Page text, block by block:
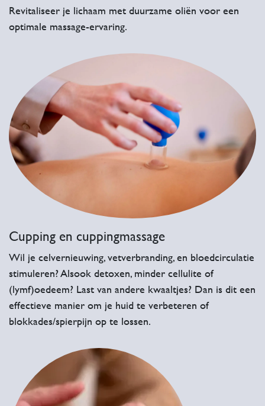
Revitaliseer je lichaam met duurzame oliën voor een
optimale massage-ervaring.
Cupping en cuppingmassage
Wil je celvernieuwing, vetverbranding, en bloedcirculatie
stimuleren? Alsook detoxen, minder cellulite of
(lymf)oedeem? Last van andere kwaaltjes? Dan is dit een
effectieve manier om je huid te verbeteren of
blokkades/spierpijn op te lossen.